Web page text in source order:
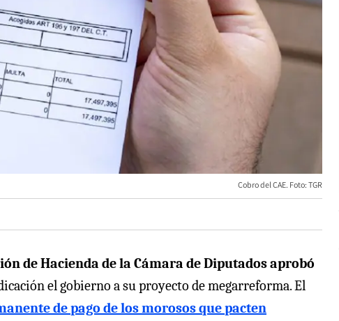
Cobro del CAE. Foto: TGR
de Hacienda de la Cámara de Diputados aprobó
el gobierno a su proyecto de megarreforma. El
de pago de los morosos que pacten